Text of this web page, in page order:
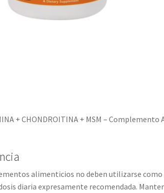
+ CHONDROITINA + MSM –
alimenticios no deben utilizarse como
diaria expresamente recomendada.